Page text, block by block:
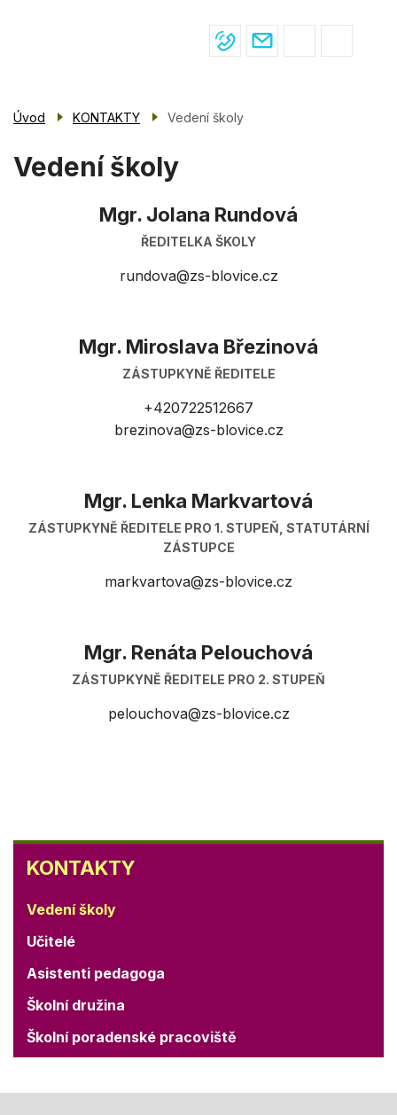
ÚŘEDNÍ DESKA
KONTAKTY
KONTAKTY
KONTAKTY
Vedení školy
Učitelé
Asistenti pedagoga
Školní družina
Školní poradenské pracoviště
Úvod KONTAKTY Vedení školy
Vedení školy
Mgr. Jolana Rundová
ŘEDITELKA ŠKOLY
rundova@zs-blovice.cz
Mgr. Miroslava Březinová
ZÁSTUPKYNĚ ŘEDITELE
+420722512667
brezinova@zs-blovice.cz
Mgr. Lenka Markvartová
ZÁSTUPKYNĚ ŘEDITELE PRO 1. STUPEŇ, STATUTÁRNÍ
ZÁSTUPCE
markvartova@zs-blovice.cz
Mgr. Renáta Pelouchová
ZÁSTUPKYNĚ ŘEDITELE PRO 2. STUPEŇ
pelouchova@zs-blovice.cz